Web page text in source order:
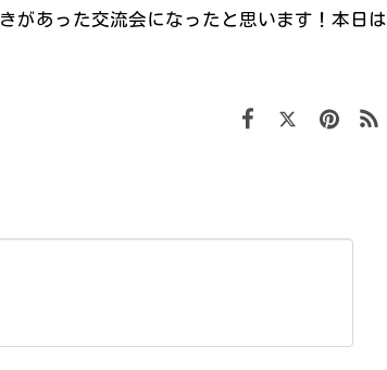
があった交流会になったと思います！本日は